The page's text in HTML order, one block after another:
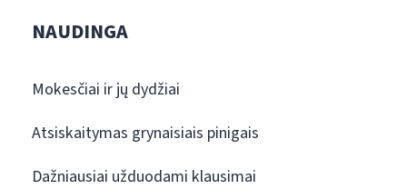
NAUDINGA
Mokesčiai ir jų dydžiai
Atsiskaitymas grynaisiais pinigais
Dažniausiai užduodami klausimai